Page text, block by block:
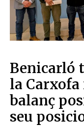
Benicarló
la
balanç
seu